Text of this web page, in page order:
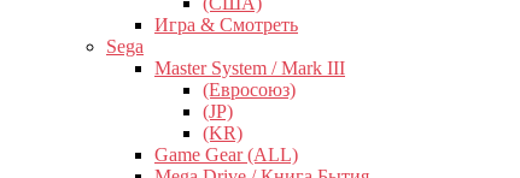
Игра & Смотреть
Sega
Master System / Mark III
(Евросоюз)
(JP)
(KR)
Game Gear (ALL)